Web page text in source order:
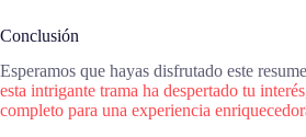
Conclusión
Esperamos que hayas disfrutado este
esta intrigante trama ha despertado tu
completo para una experiencia